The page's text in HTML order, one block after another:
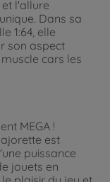
l'allure
Dans sa
1:64, elle
son aspect
cars les
MEGA !
est
puissance
jouets en